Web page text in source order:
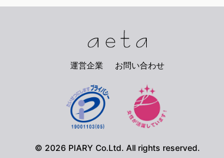
運営企業 お問い合わせ
© 2026 PIARY Co.Ltd. All rights reserved.